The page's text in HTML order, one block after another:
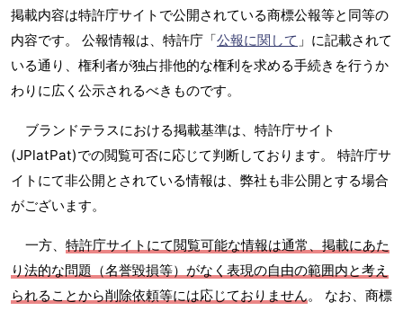
掲載内容は特許庁サイトで公開されている商標公報等と同等の
内容です。 公報情報は、特許庁「公報に関して 」に記載されて
いる通り、権利者が独占排他的な権利を求める手続きを行うか
わりに広く公示されるべきものです。
ブランドテラスにおける掲載基準は、特許庁サイト
(JPlatPat)での閲覧可否に応じて判断しております。 特許庁サ
イトにて非公開とされている情報は、弊社も非公開とする場合
がございます。
一方、 特許庁サイトにて閲覧可能な情報は通常、掲載にあた
り法的な問題（名誉毀損等）がなく表現の自由の範囲内と考え
られることから削除依頼等には応じておりません。 なお、商標